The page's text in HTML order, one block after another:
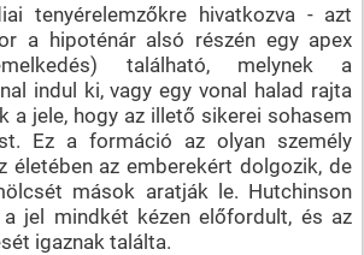
tenyérelemzőkre hivatkozva - azt
a hipoténár alsó részén egy apex
található, melynek a
indul ki, vagy egy vonal halad rajta
a jele, hogy az illető sikerei sohasem
Ez a formáció az olyan személy
életében az emberekért dolgozik, de
mások aratják le. Hutchinson
jel mindkét kézen előfordult, és az
igaznak találta.